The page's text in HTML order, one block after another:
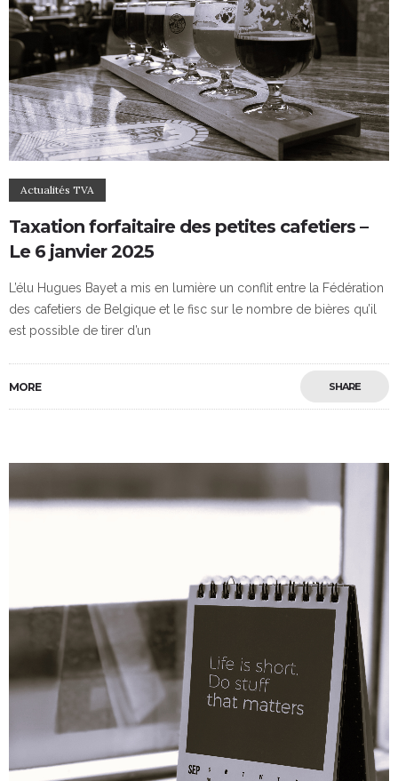
Actualités TVA
Taxation forfaitaire des petites cafetiers –
Le 6 janvier 2025
L’élu Hugues Bayet a mis en lumière un conflit entre la Fédération
des cafetiers de Belgique et le fisc sur le nombre de bières qu’il
est possible de tirer d’un
MORE SHARE